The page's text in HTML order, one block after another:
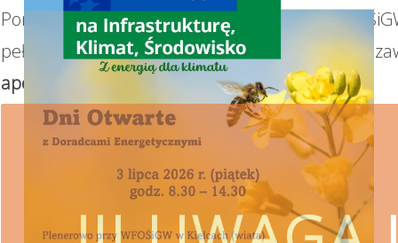
Ponieważ proces pozyskiwania środków z
pełnomocnictwa z podpisem beneficjenta oraz
apeluje o ostrożność.